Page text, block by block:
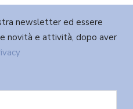
newsletter ed essere
novità e attività, dopo aver